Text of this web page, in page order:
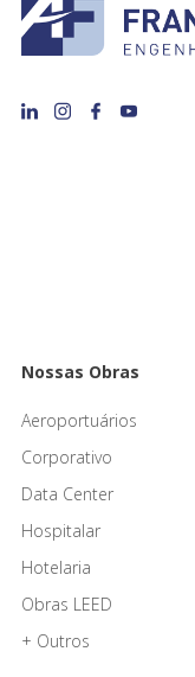
Nossas Obras
Aeroportuários
Corporativo
Data Center
Hospitalar
Hotelaria
Obras LEED
+ Outros